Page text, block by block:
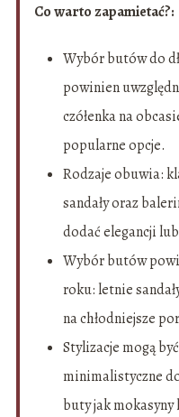
Co warto zapamietać?:
Wybór butów do
powinien
czółenka na
popularne opcje.
Rodzaje obuwia:
sandały oraz
dodać elegancji
Wybór butów
roku: letnie
na chłodniejsze
Stylizacje mogą
minimalistyczne
buty jak